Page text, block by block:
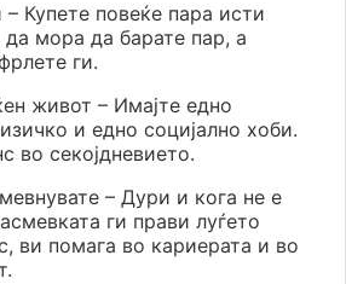
Купете повеќе пара исти
мора да барате пар, а
ги.
живот – Имајте едно
и едно социјално хоби.
во секојдневието.
– Дури и кога не е
ги прави луѓето
ви помага во кариерата и во